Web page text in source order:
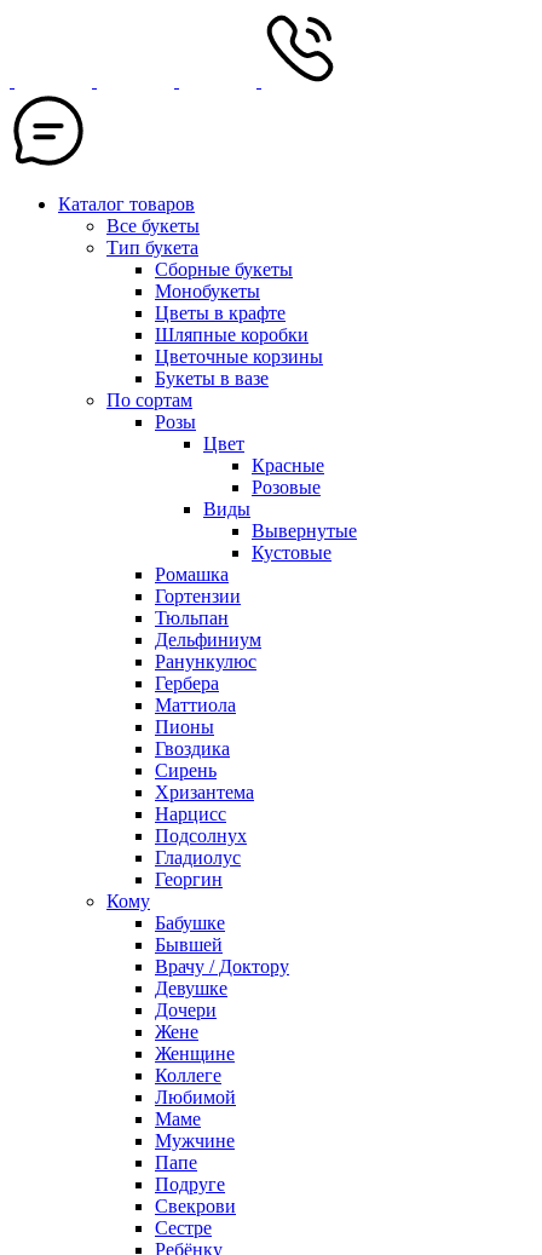
Каталог товаров
Все букеты
Тип букета
Сборные букеты
Монобукеты
Цветы в крафте
Шляпные коробки
Цветочные корзины
Букеты в вазе
По сортам
Розы
Цвет
Красные
Розовые
Виды
Вывернутые
Кустовые
Ромашка
Гортензии
Тюльпан
Дельфиниум
Ранункулюс
Гербера
Маттиола
Пионы
Гвоздика
Сирень
Хризантема
Нарцисс
Подсолнух
Гладиолус
Георгин
Кому
Бабушке
Бывшей
Врачу / Доктору
Девушке
Дочери
Жене
Женщине
Коллеге
Любимой
Маме
Мужчине
Папе
Подруге
Свекрови
Сестре
Ребёнку